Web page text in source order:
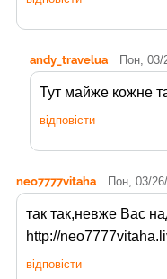
andy_travelua Пон, 03/
Тут майже кожне
відповісти
neo7777vitaha Пон, 03/
так так,невже Вас
http://
відповісти